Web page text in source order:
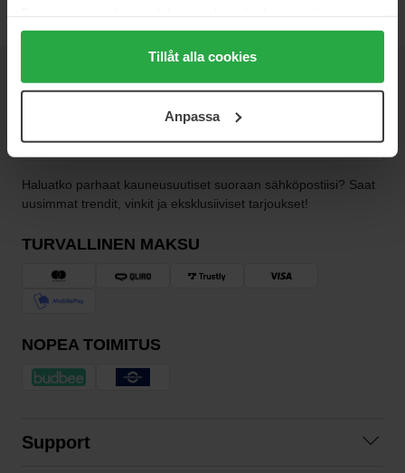
Genom att trycka på "Tillåt alla cookies" accepterar du
alla cookies, medan du under "Detaljer" kan anpassa
användningen av cookies. Du kan när som helst återkalla
samt vår Integritetspolicy.
Tillåt alla cookies
Anpassa
UUTISKIRJEOLE ENSIMMÄISTEN JOUKOSSA
Haluatko parhaat kauneusuutiset suoraan sähköpostiisi? Saat
uusimmat trendit, vinkit ja eksklusiiviset tarjoukset!
TURVALLINEN MAKSU
NOPEA TOIMITUS
Support